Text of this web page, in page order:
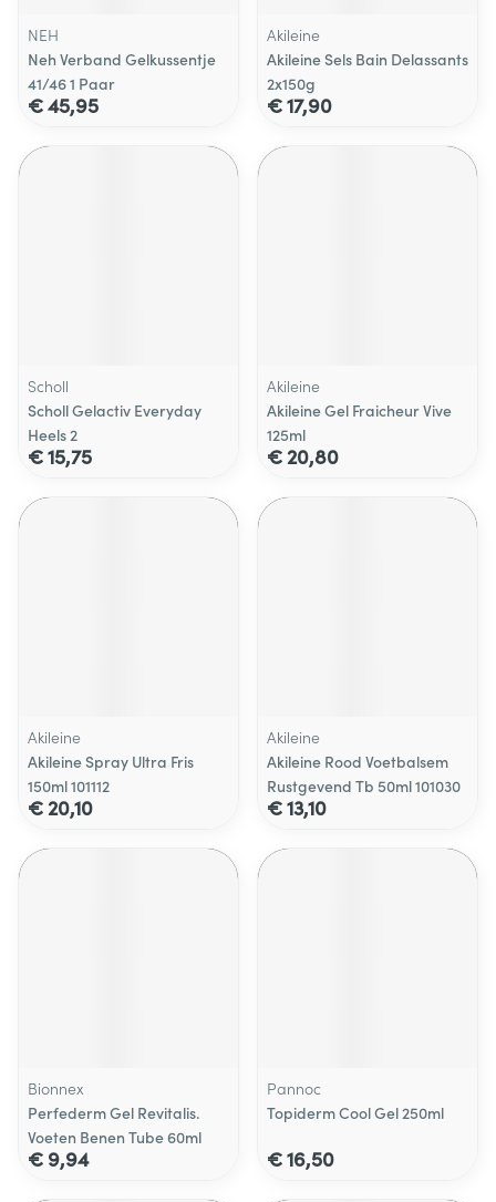
NEH
Neh Verband Gelkussentje
41/46 1 Paar
€ 45,95
Akileine
Akileine Sels Bain Delassants
2x150g
€ 17,90
Scholl
Scholl Gelactiv Everyday
Heels 2
€ 15,75
Akileine
Akileine Gel Fraicheur Vive
125ml
€ 20,80
Akileine
Akileine Spray Ultra Fris
150ml 101112
€ 20,10
Akileine
Akileine Rood Voetbalsem
Rustgevend Tb 50ml 101030
€ 13,10
Bionnex
Perfederm Gel Revitalis.
Voeten Benen Tube 60ml
€ 9,94
Pannoc
Topiderm Cool Gel 250ml
€ 16,50